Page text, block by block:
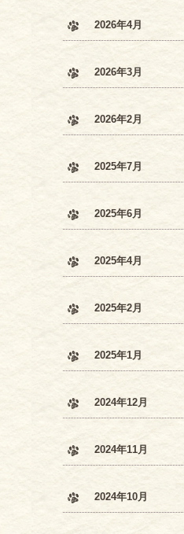
2026年4月
2026年3月
2026年2月
2025年7月
2025年6月
2025年4月
2025年2月
2025年1月
2024年12月
2024年11月
2024年10月